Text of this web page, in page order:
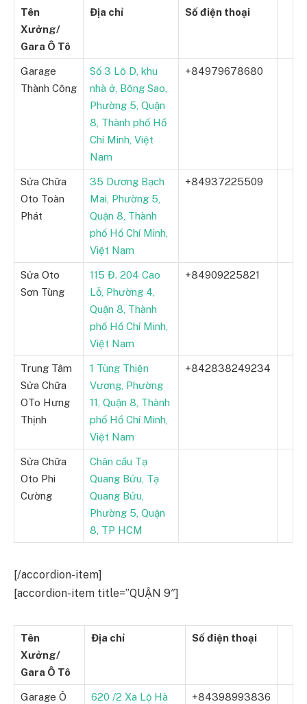
Tên
Xưởng/
Gara Ô Tô
Địa chỉ Số điện thoại
Garage
Thành Công
Số 3 Lô D, khu
nhà ở, Bông Sao,
Phường 5, Quận
8, Thành phố Hồ
Chí Minh, Việt
Nam
+84979678680
Sửa Chữa
Oto Toàn
Phát
35 Dương Bạch
Mai, Phường 5,
Quận 8, Thành
phố Hồ Chí Minh,
Việt Nam
+84937225509
Sửa Oto
Sơn Tùng
115 Đ. 204 Cao
Lỗ, Phường 4,
Quận 8, Thành
phố Hồ Chí Minh,
Việt Nam
+84909225821
Trung Tâm
Sửa Chữa
OTo Hưng
Thịnh
1 Tùng Thiện
Vương, Phường
11, Quận 8, Thành
phố Hồ Chí Minh,
Việt Nam
+842838249234
Sửa Chữa
Oto Phi
Cường
Chân cầu Tạ
Quang Bửu, Tạ
Quang Bửu,
Phường 5, Quận
8, TP HCM
[/accordion-item]
[accordion-item title=”QUẬN 9″]
Tên
Xưởng/
Gara Ô Tô
Địa chỉ Số điện thoại
Garage Ô
620 /2 Xa Lộ Hà
+84398993836